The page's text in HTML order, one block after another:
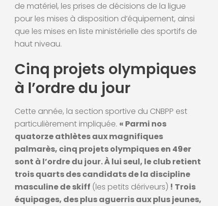
de matériel, les prises de décisions de la ligue
pour les mises à disposition d’équipement, ainsi
que les mises en liste ministérielle des sportifs de
haut niveau.
Cinq projets olympiques
à l’ordre du jour
Cette année, la section sportive du CNBPP est
particulièrement impliquée. « Parmi nos
quatorze athlètes aux magnifiques
palmarès, cinq projets olympiques en 49er
sont à l’ordre du jour. À lui seul, le club retient
trois quarts des candidats de la discipline
masculine de skiff (les petits dériveurs) ! Trois
équipages, des plus aguerris aux plus jeunes,